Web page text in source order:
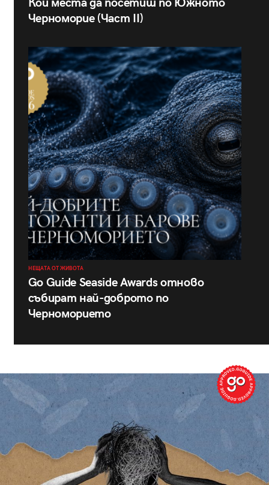
Черноморие (Част II)
НЕЩАТА ОТ ЖИВОТА
Go Guide Seaside Awards отново
събират най-доброто по
Черноморието